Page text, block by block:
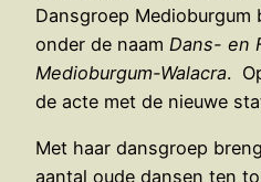
Dansgroep Medioburgum
onder de naam Dans- en
Medioburgum-Walacra.
de acte met de nieuwe
Met haar dansgroep
aantal oude dansen ten